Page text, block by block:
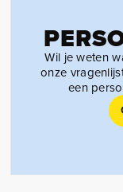
Wil je weten
onze
een